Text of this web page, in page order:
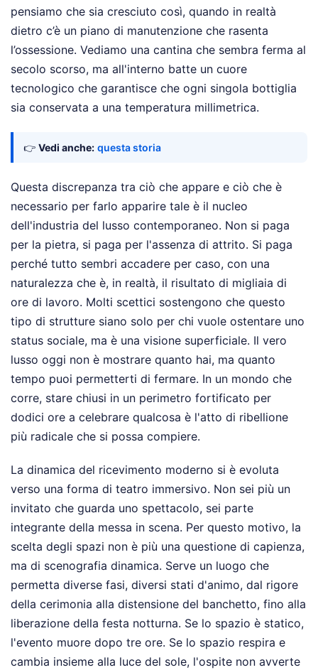
pensiamo che sia cresciuto così, quando in realtà
dietro c’è un piano di manutenzione che rasenta
l’ossessione. Vediamo una cantina che sembra ferma al
secolo scorso, ma all'interno batte un cuore
tecnologico che garantisce che ogni singola bottiglia
sia conservata a una temperatura millimetrica.
👉 Vedi anche: questa storia
Questa discrepanza tra ciò che appare e ciò che è
necessario per farlo apparire tale è il nucleo
dell'industria del lusso contemporaneo. Non si paga
per la pietra, si paga per l'assenza di attrito. Si paga
perché tutto sembri accadere per caso, con una
naturalezza che è, in realtà, il risultato di migliaia di
ore di lavoro. Molti scettici sostengono che questo
tipo di strutture siano solo per chi vuole ostentare uno
status sociale, ma è una visione superficiale. Il vero
lusso oggi non è mostrare quanto hai, ma quanto
tempo puoi permetterti di fermare. In un mondo che
corre, stare chiusi in un perimetro fortificato per
dodici ore a celebrare qualcosa è l'atto di ribellione
più radicale che si possa compiere.
La dinamica del ricevimento moderno si è evoluta
verso una forma di teatro immersivo. Non sei più un
invitato che guarda uno spettacolo, sei parte
integrante della messa in scena. Per questo motivo, la
scelta degli spazi non è più una questione di capienza,
ma di scenografia dinamica. Serve un luogo che
permetta diverse fasi, diversi stati d'animo, dal rigore
della cerimonia alla distensione del banchetto, fino alla
liberazione della festa notturna. Se lo spazio è statico,
l'evento muore dopo tre ore. Se lo spazio respira e
cambia insieme alla luce del sole, l'ospite non avverte